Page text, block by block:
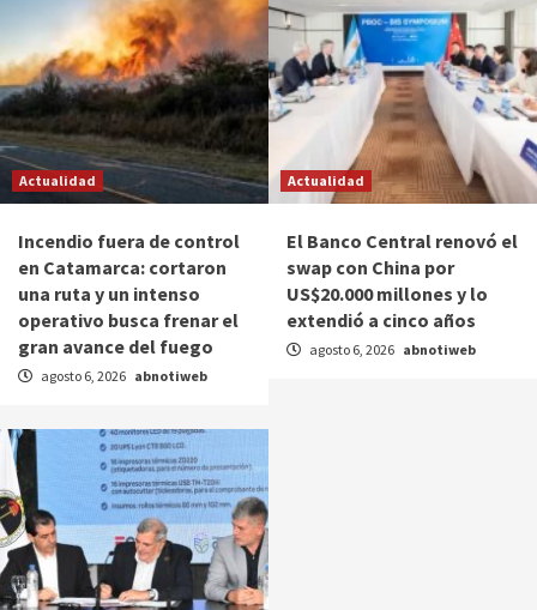
Actualidad
Incendio fuera de control
en Catamarca: cortaron
una ruta y un intenso
operativo busca frenar el
gran avance del fuego
agosto 6, 2026 abnotiweb
Actualidad
El Banco Central renovó el
swap con China por
US$20.000 millones y lo
extendió a cinco años
agosto 6, 2026 abnotiweb